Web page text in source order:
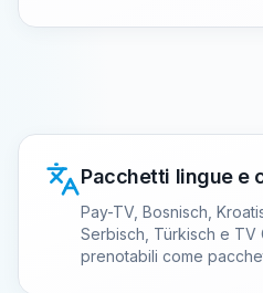
Pacchetti lingue e
Pay-TV, Bosnisch,
Serbisch, Türkisch e TV
prenotabili come